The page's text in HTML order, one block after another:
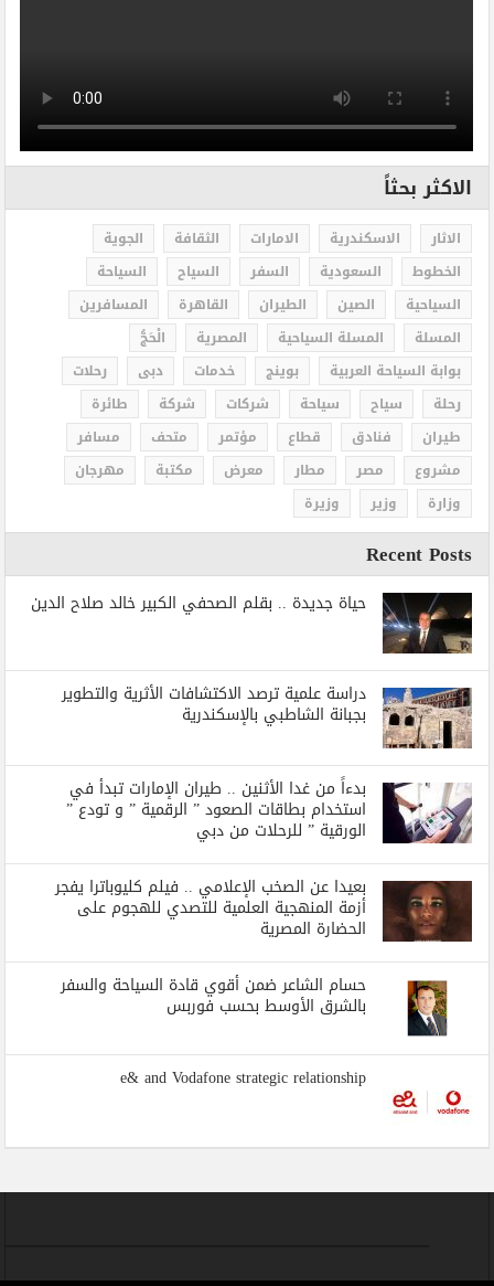
الاكثر بحثاً
الاثار الاسكندرية الامارات الثقافة
الجوية
الخطوط
السعودية السفر السياح
السياحة
السياحية
الصين الطيران القاهرة
المسافرين
المسلة
المسلة السياحية المصرية
الْحَجُّ
بوابة السياحة العربية
بوينج خدمات دبى
رحلات
رحلة
سياح سياحة شركات شركة
طائرة
طيران
فنادق قطاع مؤتمر متحف
مسافر
مشروع
مصر مطار معرض مكتبة
مهرجان
وزارة
وزير وزيرة
Recent Posts
حياة جديدة .. بقلم الصحفي الكبير خالد صلاح الدين
دراسة علمية ترصد الاكتشافات الأثرية والتطوير
بجبانة الشاطبي بالإسكندرية
بدءاً من غدا الأثنين .. طيران الإمارات تبدأ في
استخدام بطاقات الصعود ” الرقمية ” و تودع ”
الورقية ” للرحلات من دبي
بعيدا عن الصخب الإعلامي .. فيلم كليوباترا يفجر
أزمة المنهجية العلمية للتصدي للهجوم على
الحضارة المصرية
حسام الشاعر ضمن أقوي قادة السياحة والسفر
بالشرق الأوسط بحسب فوربس
e& and Vodafone strategic relationship